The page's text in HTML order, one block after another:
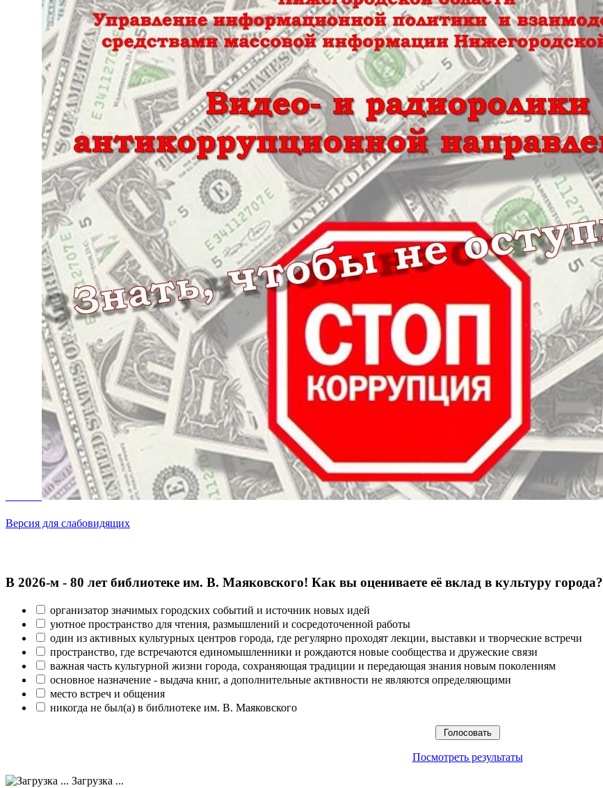
Версия для слабовидящих
В 2026‑м - 80 лет библиотеке им. В. Маяковского! Как вы оцениваете её вклад в культуру города?
организатор значимых городских событий и источник новых идей
уютное пространство для чтения, размышлений и сосредоточенной работы
один из активных культурных центров города, где регулярно проходят лекции, выставки и творческие встречи
пространство, где встречаются единомышленники и рождаются новые сообщества и дружеские связи
важная часть культурной жизни города, сохраняющая традиции и передающая знания новым поколениям
основное назначение - выдача книг, а дополнительные активности не являются определяющими
место встреч и общения
никогда не был(а) в библиотеке им. В. Маяковского
Посмотреть результаты
Загрузка ...